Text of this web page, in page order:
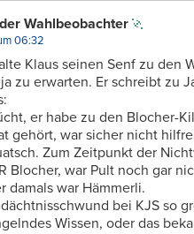
Wahlbeobachter
06:32
Klaus seinen Senf zu den
zu erwarten. Er schreibt zu
er habe zu den Blocher-
gehört, war sicher nicht
Zum Zeitpunkt der
Blocher, war Pult noch gar
damals war Hämmerli.
bei KJS so
Wissen, oder das